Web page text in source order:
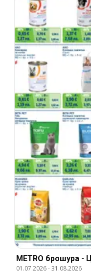
METRO брошура -
01.07.2026-31.08.2026